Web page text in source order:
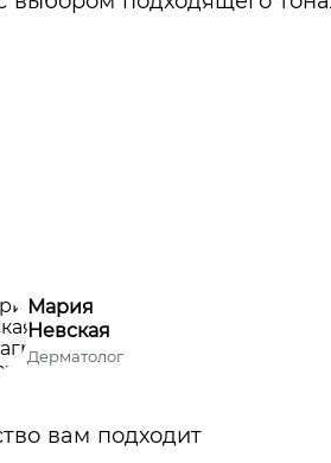
Мария
Невская
Дерматолог